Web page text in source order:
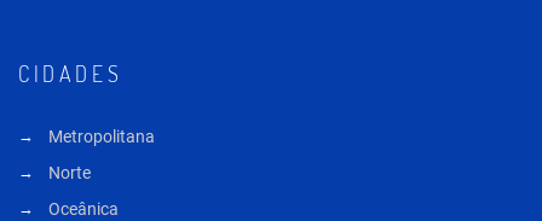
CIDADES
Metropolitana
Norte
Oceânica